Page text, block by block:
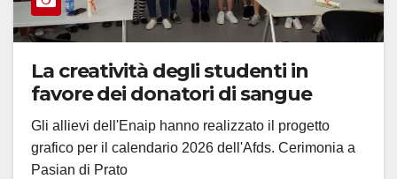
La creatività degli studenti in
favore dei donatori di sangue
Gli allievi dell'Enaip hanno realizzato il progetto
grafico per il calendario 2026 dell'Afds. Cerimonia a
Pasian di Prato